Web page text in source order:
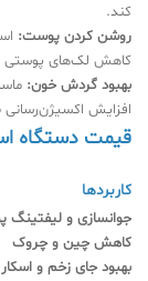
کند.
روشن کردن پوست:
کاهش لک‌های پوستی
بهبود گردش خون:
افزایش
قیمت دستگاه
کاربردها
جوانسازی و
کاهش چین و چروک
بهبود جای زخم و اسکار